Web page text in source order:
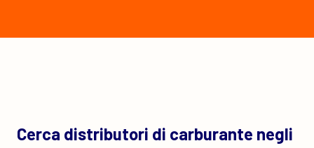
Cerca distributori di carburante negli